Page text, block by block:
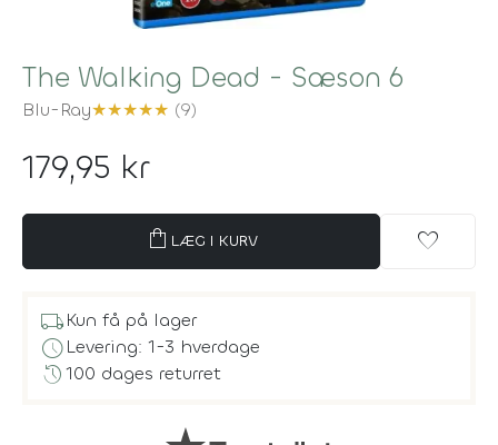
The Walking Dead - Sæson 6
Blu-Ray★★★★★ (9)
179,95 kr
shopping_bag LÆG I KURV favorite
local_shippingKun få på lager
scheduleLevering: 1-3 hverdage
history100 dages returret